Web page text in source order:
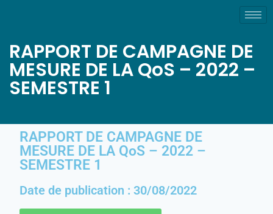
RAPPORT DE CAMPAGNE DE
MESURE DE LA QoS – 2022 –
SEMESTRE 1
RAPPORT DE CAMPAGNE DE
MESURE DE LA QoS – 2022 –
SEMESTRE 1
Date de publication : 30/08/2022